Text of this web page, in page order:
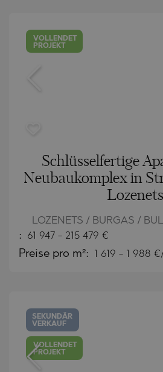
VOLLENDET
PROJEKT
Schlüsselfertige
Neubaukomplex in
Lozenets
LOZENETS / BURGAS /
: 61 947 - 215 479 €
Preise pro m²: 1 619 - 1 988
SEKUNDÄR
VERKAUF
VOLLENDET
PROJEKT